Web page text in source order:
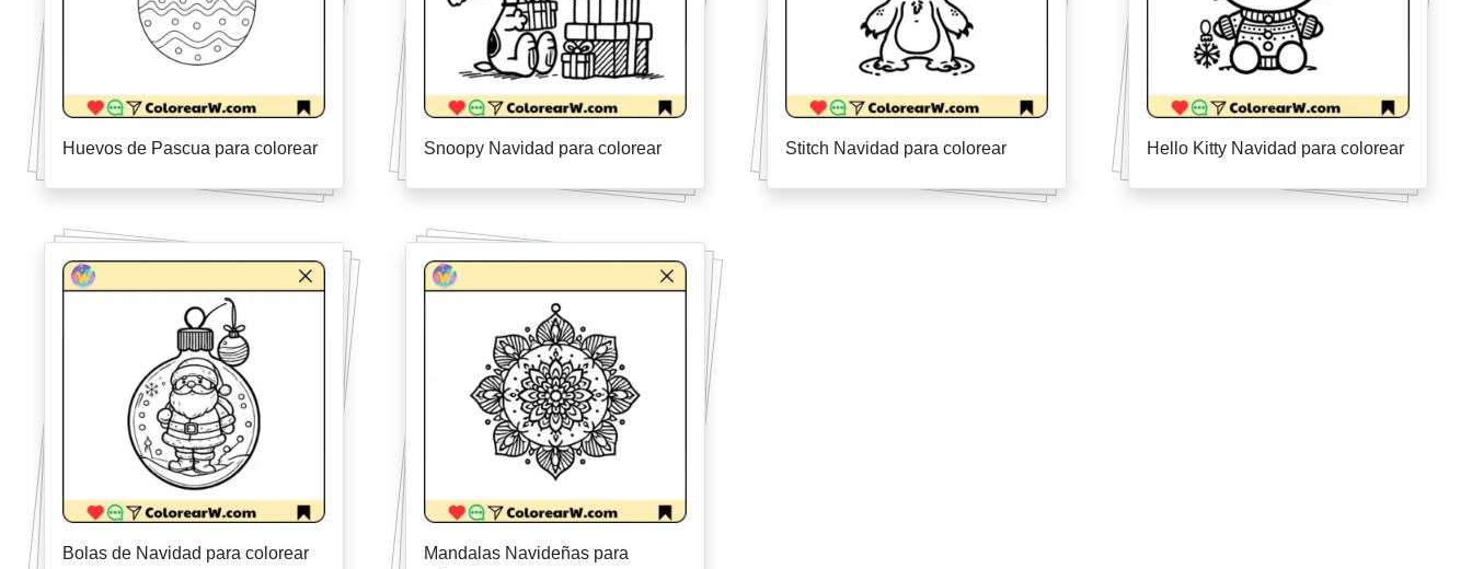
Huevos de Pascua para colorear Snoopy Navidad para colorear Stitch Navidad para colorear Hello Kitty Navidad para colorear
Bolas de Navidad para colorear
Mandalas Navideñas para